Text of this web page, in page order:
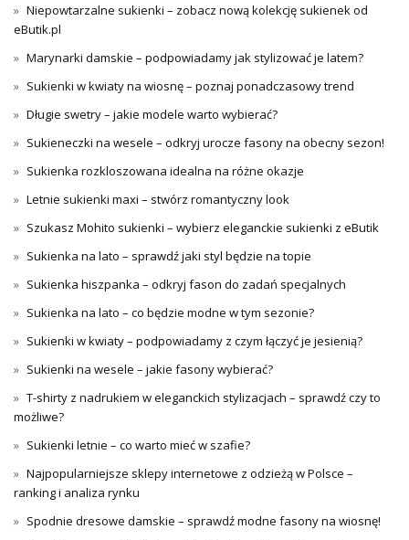
Niepowtarzalne sukienki – zobacz nową kolekcję sukienek od
eButik.pl
Marynarki damskie – podpowiadamy jak stylizować je latem?
Sukienki w kwiaty na wiosnę – poznaj ponadczasowy trend
Długie swetry – jakie modele warto wybierać?
Sukieneczki na wesele – odkryj urocze fasony na obecny sezon!
Sukienka rozkloszowana idealna na różne okazje
Letnie sukienki maxi – stwórz romantyczny look
Szukasz Mohito sukienki – wybierz eleganckie sukienki z eButik
Sukienka na lato – sprawdź jaki styl będzie na topie
Sukienka hiszpanka – odkryj fason do zadań specjalnych
Sukienka na lato – co będzie modne w tym sezonie?
Sukienki w kwiaty – podpowiadamy z czym łączyć je jesienią?
Sukienki na wesele – jakie fasony wybierać?
T-shirty z nadrukiem w eleganckich stylizacjach – sprawdź czy to
możliwe?
Sukienki letnie – co warto mieć w szafie?
Najpopularniejsze sklepy internetowe z odzieżą w Polsce –
ranking i analiza rynku
Spodnie dresowe damskie – sprawdź modne fasony na wiosnę!